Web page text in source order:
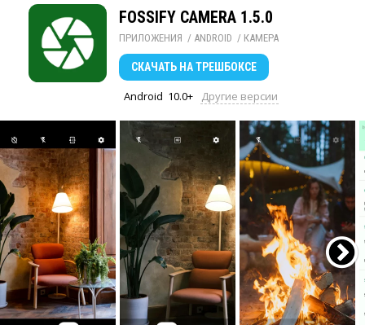
FOSSIFY CAMERA 1.5.0
ПРИЛОЖЕНИЯ / ANDROID / КАМЕРА
СКАЧАТЬ НА ТРЕШБОКСЕ
Android 10.0+ Другие версии